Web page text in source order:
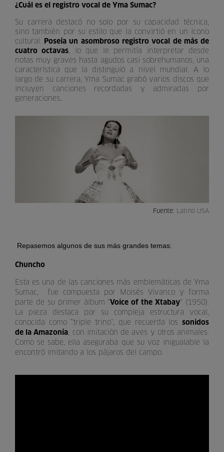
¿Cuál es el registro vocal de Yma Sumac?
Su carrera destacó no solo por su capacidad técnica,
sino también por su estilo que la convirtió en un ícono
cultural. Poseía un asombroso registro vocal de más de
cuatro octavas, lo que le permitía interpretar desde
notas muy graves hasta agudos casi sobrehumanos, una
característica que la distinguió a nivel mundial. A lo
largo de su carrera, Yma Sumac grabó varios discos que
incluyen canciones recordadas y admiradas por
generaciones
Fuente: Latino USA
Repasemos algunos de sus más grandes temas:
Chuncho
Esta es una de las canciones más emblemáticas de Yma
Sumac, fue compuesta por Moisés Vivanco y forma
parte de su primer álbum "Voice of the Xtabay" (1950).
La pieza destaca por su compleja estructura vocal,
conocida como “triple trino”, que recuerda lossonidos
de la Amazonía , con imitación de aves y otros animales.
Como se sabe, ella aseguraba que su voz inigualable la
encontró imitando a los pájaros del campo.